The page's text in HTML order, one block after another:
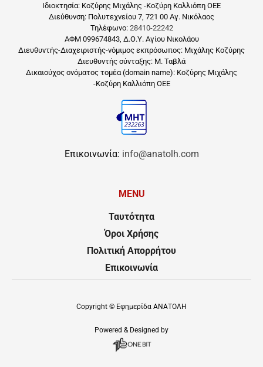
Ιδιοκτησία: Κοζύρης Μιχάλης -Κοζύρη Καλλιόπη ΟΕΕ
Διεύθυνση: Πολυτεχνείου 7, 721 00 Αγ. Νικόλαος
Τηλέφωνο: 28410-22242
ΑΦΜ 099674843, Δ.Ο.Υ. Αγίου Νικολάου
Διευθυντής-Διαχειριστής-νόμιμος εκπρόσωπος: Μιχάλης Κοζύρης
Διευθυντής σύνταξης: Μ. Ταβλά
Δικαιούχος ονόματος τομέα (domain name): Κοζύρης Μιχάλης
-Κοζύρη Καλλιόπη ΟΕΕ
Επικοινωνία: info@anatolh.com
MENU
Ταυτότητα
Όροι Χρήσης
Πολιτική Απορρήτου
Επικοινωνία
Copyright © Εφημερίδα ΑΝΑΤΟΛΗ
Powered & Designed by